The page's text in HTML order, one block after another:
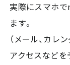
実際にスマホ
ます。
（メール、カレ
アクセスなどを